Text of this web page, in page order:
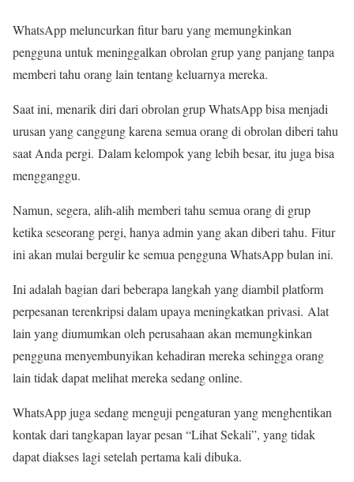
WhatsApp meluncurkan fitur baru yang memungkinkan
pengguna untuk meninggalkan obrolan grup yang panjang tanpa
memberi tahu orang lain tentang keluarnya mereka.
Saat ini, menarik diri dari obrolan grup WhatsApp bisa menjadi
urusan yang canggung karena semua orang di obrolan diberi tahu
saat Anda pergi. Dalam kelompok yang lebih besar, itu juga bisa
mengganggu.
Namun, segera, alih-alih memberi tahu semua orang di grup
ketika seseorang pergi, hanya admin yang akan diberi tahu. Fitur
ini akan mulai bergulir ke semua pengguna WhatsApp bulan ini.
Ini adalah bagian dari beberapa langkah yang diambil platform
perpesanan terenkripsi dalam upaya meningkatkan privasi. Alat
lain yang diumumkan oleh perusahaan akan memungkinkan
pengguna menyembunyikan kehadiran mereka sehingga orang
lain tidak dapat melihat mereka sedang online.
WhatsApp juga sedang menguji pengaturan yang menghentikan
kontak dari tangkapan layar pesan “Lihat Sekali”, yang tidak
dapat diakses lagi setelah pertama kali dibuka.